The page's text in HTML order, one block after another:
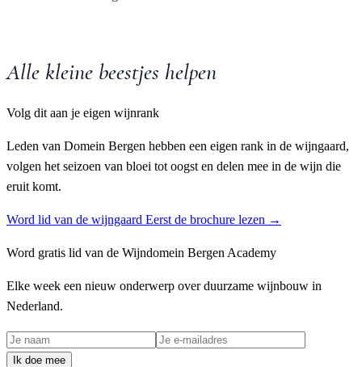
Alle kleine beestjes helpen
Volg dit aan je eigen wijnrank
Leden van Domein Bergen hebben een eigen rank in de wijngaard,
volgen het seizoen van bloei tot oogst en delen mee in de wijn die
eruit komt.
Word lid van de wijngaard Eerst de brochure lezen →
Word gratis lid van de Wijndomein Bergen Academy
Elke week een nieuw onderwerp over duurzame wijnbouw in
Nederland.
Ik doe mee